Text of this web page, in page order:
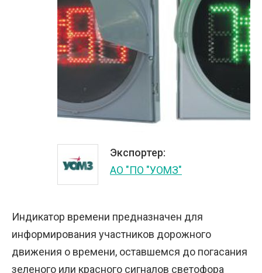
Экспортер:
АО "ПО "УОМЗ"
Индикатор времени предназначен для
информирования участников дорожного
движения о времени, оставшемся до погасания
зеленого или красного сигналов светофора